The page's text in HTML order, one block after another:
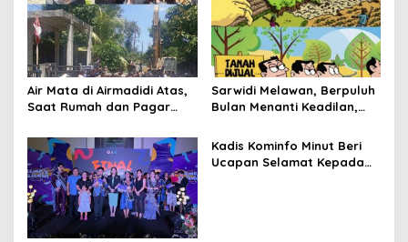
i
p
o
s
Air Mata di Airmadidi Atas,
Saat Rumah dan Pagar
Keadilan Belum Padam
Sarwidi Melawan, Berpuluh
Bulan Menanti Keadilan,
Justru Harapan Diuji
Kadis Kominfo Minut Beri
Ucapan Selamat Kepada